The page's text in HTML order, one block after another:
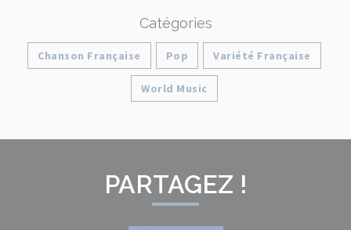
Catégories
Chanson Française Pop Variété Française
World Music
PARTAGEZ !